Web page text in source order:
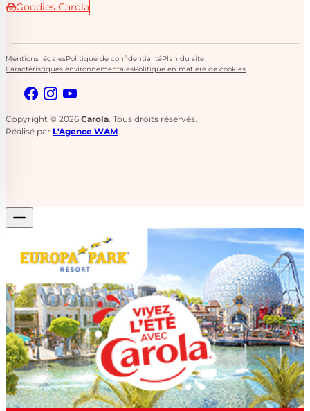
Goodies Carola
Mentions légalesPolitique de confidentialitéPlan du site
Caractéristiques environnementalesPolitique en matière de cookies
Copyright © 2026 Carola. Tous droits réservés.
Réalisé par L'Agence WAM